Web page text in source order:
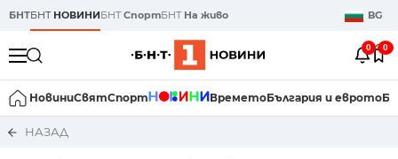
БНТБНТ НОВИНИБНТСпортБНТ На живо BG
0 0
НовиниСвятСпорт ВреметоБългария и еврото
НАЗАД